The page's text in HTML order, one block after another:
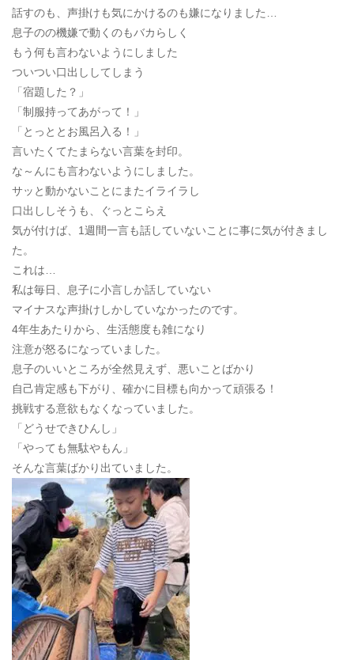
話すのも、声掛けも気にかけるのも嫌になりました…
息子のの機嫌で動くのもバカらしく
もう何も言わないようにしました
ついつい口出ししてしまう
「宿題した？」
「制服持ってあがって！」
「とっととお風呂入る！」
言いたくてたまらない言葉を封印。
な～んにも言わないようにしました。
サッと動かないことにまたイライラし
口出ししそうも、ぐっとこらえ
気が付けば、1週間一言も話していないことに事に気が付きまし
た。
これは…
私は毎日、息子に小言しか話していない
マイナスな声掛けしかしていなかったのです。
4年生あたりから、生活態度も雑になり
注意が怒るになっていました。
息子のいいところが全然見えず、悪いことばかり
自己肯定感も下がり、確かに目標も向かって頑張る！
挑戦する意欲もなくなっていました。
「どうせできひんし」
「やっても無駄やもん」
そんな言葉ばかり出ていました。